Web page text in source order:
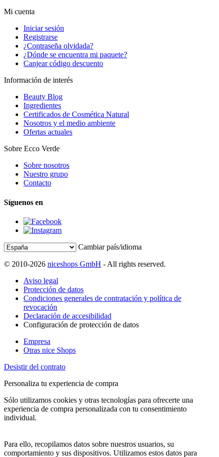
Mi cuenta
Iniciar sesión
Registrarse
¿Contraseña olvidada?
¿Dónde se encuentra mi paquete?
Canjear código descuento
Información de interés
Beauty Blog
Ingredientes
Certificados de Cosmética Natural
Nosotros y el medio ambiente
Ofertas actuales
Sobre Ecco Verde
Sobre nosotros
Nuestro grupo
Contacto
Síguenos en
Cambiar país/idioma
© 2010-2026 niceshops GmbH - All rights reserved.
Aviso legal
Protección de datos
Condiciones generales de contratación y política de
revocación
Declaración de accesibilidad
Configuración de protección de datos
Empresa
Otras nice Shops
Desistir del contrato
Personaliza tu experiencia de compra
Sólo utilizamos cookies y otras tecnologías para ofrecerte una
experiencia de compra personalizada con tu consentimiento
individual.
Para ello, recopilamos datos sobre nuestros usuarios, su
comportamiento y sus dispositivos. Utilizamos estos datos para